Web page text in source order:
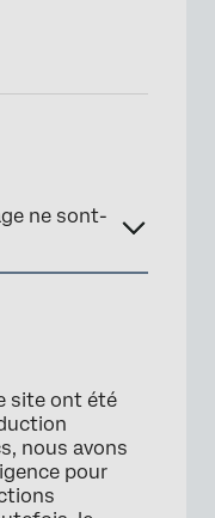
ne sont-
site ont été
nous avons
pour